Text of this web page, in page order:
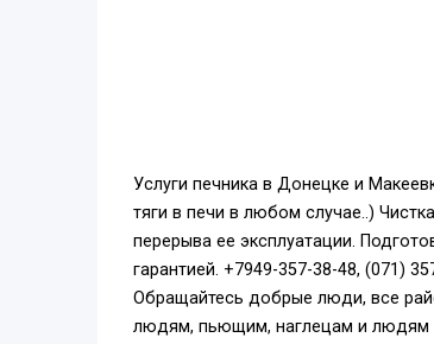
Услуги печника в Донецке и
тяги в печи в любом случае..)
перерыва ее эксплуатации.
гарантией. +7949-357-38-48, (071)
Обращайтесь добрые люди, все
людям, пьющим, наглецам и людям